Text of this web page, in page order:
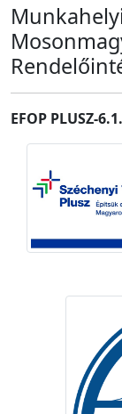
TAB
EFOP PLUSZ-